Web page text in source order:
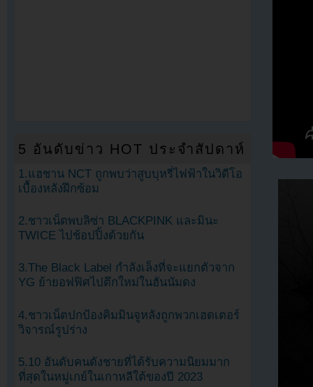
5 อันดับข่าว HOT ประจำสัปดาห์
1.แฮชาน NCT ถูกพบว่าสูบบุหรี่ไฟฟ้าในวิดีโอ
เบื้องหลังฝึกซ้อม
2.ชาวเน็ตพบลิซ่า BLACKPINK และมินะ
TWICE ไปช้อปปิ้งด้วยกัน
3.The Black Label กำลังเล็งที่จะแยกตัวจาก
YG ย้ายอฟฟิศไปตึกใหม่ในฮันนัมดง
4.ชาวเน็ตปกป้องคิมมินจูหลังถูกพวกเฮดเตอร์
วิจารณ์รูปร่าง
5.10 อันดับคนดังชายที่ได้รับความนิยมมาก
ที่สุดในหมู่เกย์ในเกาหลีใต้ของปี 2023